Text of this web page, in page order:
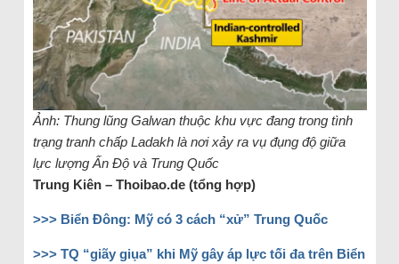
Ảnh: Thung lũng Galwan thuộc khu vực đang trong tình
trạng tranh chấp Ladakh là nơi xảy ra vụ đụng độ giữa
lực lượng Ấn Độ và Trung Quốc
Trung Kiên – Thoibao.de (tổng hợp)
>>> Biển Đông: Mỹ có 3 cách “xử” Trung Quốc
>>> TQ “giãy giụa” khi Mỹ gây áp lực tối đa trên Biển